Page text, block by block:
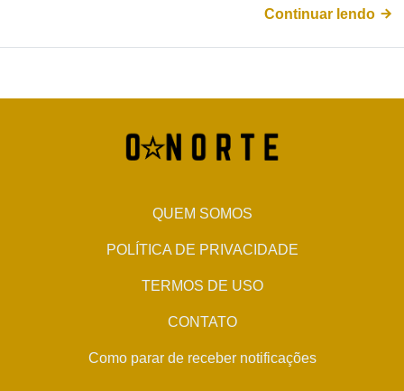
Continuar lendo
QUEM SOMOS
POLÍTICA DE PRIVACIDADE
TERMOS DE USO
CONTATO
Como parar de receber notificações